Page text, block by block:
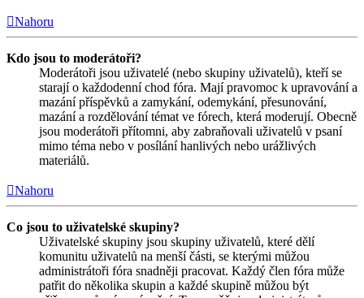
Nahoru
Kdo jsou to moderátoři?
Moderátoři jsou uživatelé (nebo skupiny uživatelů), kteří se
starají o každodenní chod fóra. Mají pravomoc k upravování a
mazání příspěvků a zamykání, odemykání, přesunování,
mazání a rozdělování témat ve fórech, která moderují. Obecně
jsou moderátoři přítomni, aby zabraňovali uživatelů v psaní
mimo téma nebo v posílání hanlivých nebo urážlivých
materiálů.
Nahoru
Co jsou to uživatelské skupiny?
Uživatelské skupiny jsou skupiny uživatelů, které dělí
komunitu uživatelů na menší části, se kterými můžou
administrátoři fóra snadněji pracovat. Každý člen fóra může
patřit do několika skupin a každé skupině můžou být